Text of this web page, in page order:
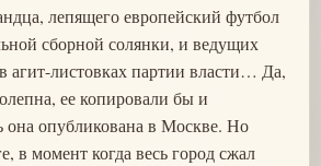
лепящего европейский футбол
сборной солянки, и ведущих
агит-листовках партии власти… Да,
ее копировали бы и
она опубликована в Москве. Но
в момент когда весь город сжал